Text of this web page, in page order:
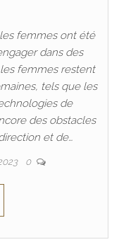
femmes ont été
dans des
femmes restent
tels que les
de
des obstacles
et de…
0